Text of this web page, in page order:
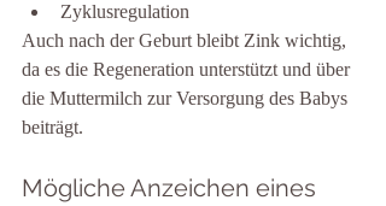
Zyklusregulation
Auch nach der Geburt bleibt Zink wichtig,
da es die Regeneration unterstützt und über
die Muttermilch zur Versorgung des Babys
beiträgt.
Mögliche Anzeichen eines